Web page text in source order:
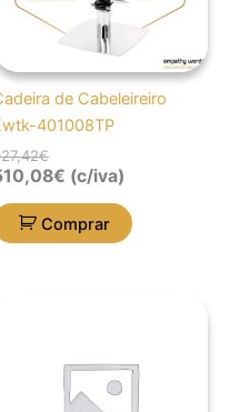
de Cabeleireiro
401008TP
€
€ (c/iva)
Comprar